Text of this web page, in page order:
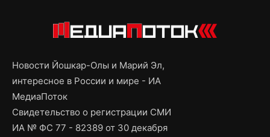
Новости Йошкар-Олы и Марий Эл,
интересное в России и мире - ИА
МедиаПоток
Свидетельство о регистрации СМИ
ИА № ФС 77 - 82389 от 30 декабря